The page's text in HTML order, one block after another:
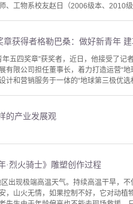
、工物系校友赵日（2006级本、2010
章获得者格勒巴桑：做好新青年
五四奖章”获奖者，近日，他接受了记
有限公司担任董事长，着力打造运营“
计和营销服务于一体的“地球第三极优选
的产业发展观
·烈火骑士》雕塑创作过程
出现极端高温天气。持续高温干旱，
，山火无情，如果控制不好，它对动